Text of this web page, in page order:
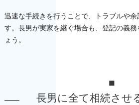
迅速な手続きを行うことで、トラブルや
す。長男が実家を継ぐ場合も、登記の義
ょう。
■
長男に全て相続させ